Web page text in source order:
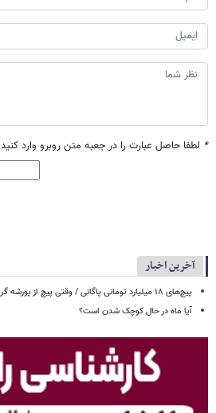
* لطفا حاصل عبارت را در جعبه متن روبرو وارد کنید
آخرین اخبار
پیچ‌های ۱۸ میلیارد تومانی پاگانی / وقتی پیچ از پورشه گران‌تر می‌شود
آیا ماه در حال کوچک شدن است؟